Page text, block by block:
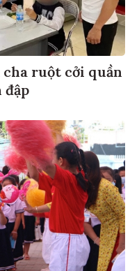
cha ruột cởi quần
đập